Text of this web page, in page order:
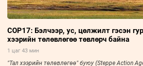
COP17: Бэлчээр, ус, цөлжилт гэсэн
хээрийн төлөвлөгөө төвлөрч байна
1 цаг 43 мин
"Тал хээрийн төлөвлөгөө" буюу (Steppe Action